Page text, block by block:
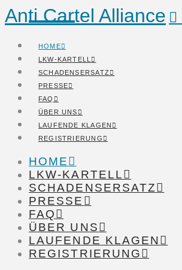
Anti Cartel Alliance
HOME
LKW-KARTELL
SCHADENSERSATZ
PRESSE
FAQ
ÜBER UNS
LAUFENDE KLAGEN
REGISTRIERUNG
HOME
LKW-KARTELL
SCHADENSERSATZ
PRESSE
FAQ
ÜBER UNS
LAUFENDE KLAGEN
REGISTRIERUNG